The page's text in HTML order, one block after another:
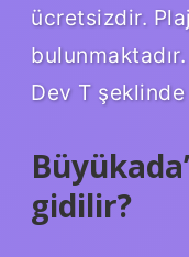
ücretsizdir.
Dev T
gidilir?